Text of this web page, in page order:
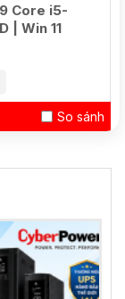
Core i5-
| Win 11
So sánh